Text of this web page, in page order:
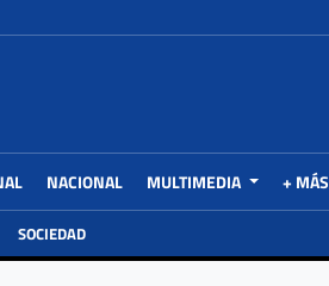
NACIONAL MULTIMEDIA + MÁS
SOCIEDAD